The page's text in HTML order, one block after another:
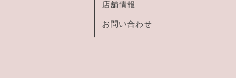
店舗情報
お問い合わせ